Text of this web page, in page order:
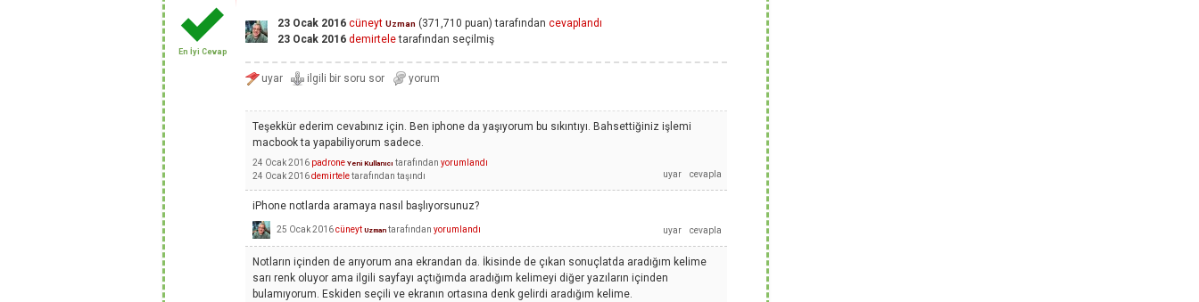
En İyi Cevap
23 Ocak 2016 cüneyt Uzman (371,710 puan) tarafından cevaplandı
23 Ocak 2016 demirteletarafından seçilmiş
Teşekkür ederim cevabınız için. Ben iphone da yaşıyorum bu sıkıntıyı. Bahsettiğiniz işlemi
macbook ta yapabiliyorum sadece.
24 Ocak 2016 padrone Yeni Kullanıcı tarafından yorumlandı
24 Ocak 2016demirteletarafından taşındı
iPhone notlarda aramaya nasıl başlıyorsunuz?
25 Ocak 2016cüneyt Uzman tarafından yorumlandı
Notların içinden de arıyorum ana ekrandan da. İkisinde de çıkan sonuçlatda aradığım kelime
sarı renk oluyor ama ilgili sayfayı açtığımda aradığım kelimeyi diğer yazıların içinden
bulamıyorum. Eskiden seçili ve ekranın ortasına denk gelirdi aradığım kelime.